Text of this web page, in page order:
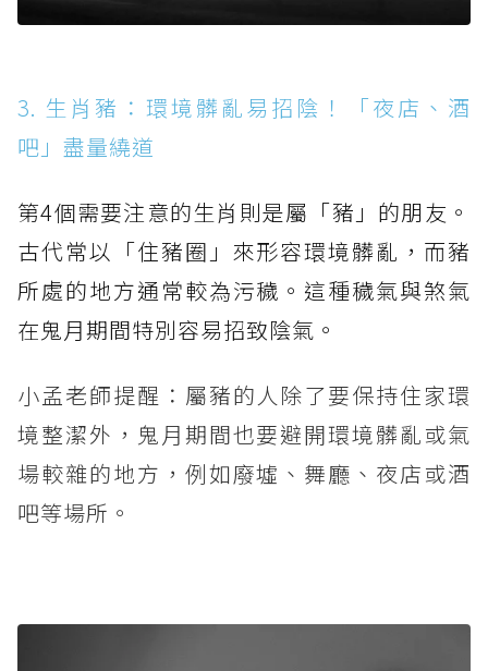
3. 生肖豬：環境髒亂易招陰！「夜店、酒
吧」盡量繞道
第4個需要注意的生肖則是屬「豬」的朋友。
古代常以「住豬圈」來形容環境髒亂，而豬
所處的地方通常較為污穢。這種穢氣與煞氣
在鬼月期間特別容易招致陰氣。
小孟老師提醒：屬豬的人除了要保持住家環
境整潔外，鬼月期間也要避開環境髒亂或氣
場較雜的地方，例如廢墟、舞廳、夜店或酒
吧等場所。